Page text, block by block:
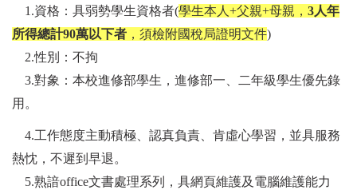
1.資格：具弱勢學生資格者(學生本人+父親+母親， 3人年
所得總計90萬以下者 ，須檢附國稅局證明文件)
2.性別：不拘
3.對象：本校進修部學生， 進修部一、二年級學生優先錄
用。
4.工作態度主動積極、認真負責、肯虛心學習，並具服務
熱忱，不遲到早退。
5.熟諳office文書處理系列，具網頁維護及電腦維護能力